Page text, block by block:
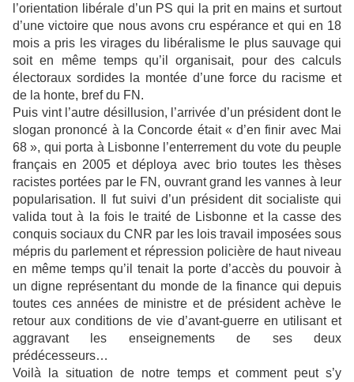
l’orientation libérale d’un PS qui la prit en mains et surtout
d’une victoire que nous avons cru espérance et qui en 18
mois a pris les virages du libéralisme le plus sauvage qui
soit en même temps qu’il organisait, pour des calculs
électoraux sordides la montée d’une force du racisme et
de la honte, bref du FN.
Puis vint l’autre désillusion, l’arrivée d’un président dont le
slogan prononcé à la Concorde était « d’en finir avec Mai
68 », qui porta à Lisbonne l’enterrement du vote du peuple
français en 2005 et déploya avec brio toutes les thèses
racistes portées par le FN, ouvrant grand les vannes à leur
popularisation. Il fut suivi d’un président dit socialiste qui
valida tout à la fois le traité de Lisbonne et la casse des
conquis sociaux du CNR par les lois travail imposées sous
mépris du parlement et répression policière de haut niveau
en même temps qu’il tenait la porte d’accès du pouvoir à
un digne représentant du monde de la finance qui depuis
toutes ces années de ministre et de président achève le
retour aux conditions de vie d’avant-guerre en utilisant et
aggravant les enseignements de ses deux
prédécesseurs…
Voilà la situation de notre temps et comment peut s’y